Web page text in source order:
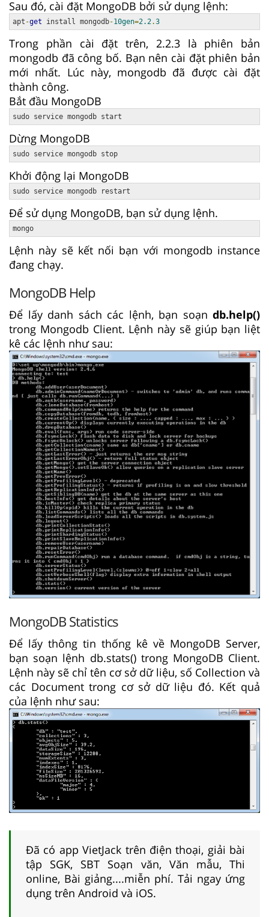
Sau đó, cài đặt MongoDB bởi sử dụng lệnh:
apt -get install mongodb-10gen=2.2.3
Trong phần cài đặt trên, 2.2.3 là phiên bản
mongodb đã công bố. Bạn nên cài đặt phiên bản
mới nhất. Lúc này, mongodb đã được cài đặt
thành công.
Bắt đầu MongoDB
sudo service mongodb start
Dừng MongoDB
sudo service mongodb stop
Khởi động lại MongoDB
sudo service mongodb restart
Để sử dụng MongoDB, bạn sử dụng lệnh.
mongo
Lệnh này sẽ kết nối bạn với mongodb instance
đang chạy.
MongoDB Help
Để lấy danh sách các lệnh, bạn soạn db.help()
trong Mongodb Client. Lệnh này sẽ giúp bạn liệt
kê các lệnh như sau:
MongoDB Statistics
Để lấy thông tin thống kê về MongoDB Server,
bạn soạn lệnh db.stats() trong MongoDB Client.
Lệnh này sẽ chỉ tên cơ sở dữ liệu, số Collection và
các Document trong cơ sở dữ liệu đó. Kết quả
của lệnh như sau:
Đã có app VietJack trên điện thoại, giải bài
tập SGK, SBT Soạn văn, Văn mẫu, Thi
online, Bài giảng....miễn phí. Tải ngay ứng
dụng trên Android và iOS.